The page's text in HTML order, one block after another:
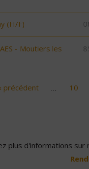
(H/F)
- Moutiers les
‹ précédent … 10
plus d'informations